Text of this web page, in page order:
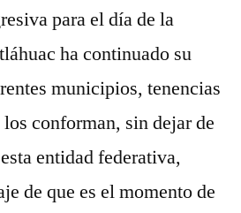
para el día de la
ha continuado su
municipios, tenencias
conforman, sin dejar de
entidad federativa,
de que es el momento de